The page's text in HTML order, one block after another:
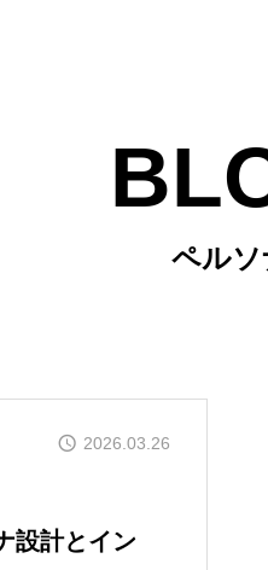
ペルソ
2026.03.26
設計とイン